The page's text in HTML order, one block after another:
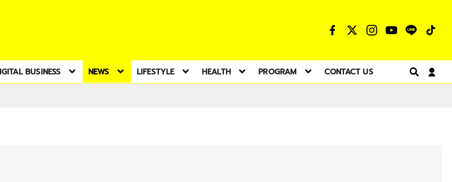
BUSINESS NEWS LIFESTYLE HEALTH PROGRAM CONTACT US